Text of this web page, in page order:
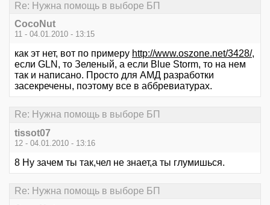
Re: Нужна помощь в выборе БП
CocoNut
11 - 04.01.2010 - 13:15
как эт нет, вот по примеру http://www.oszone.net/3428/,
если GLN, то Зеленый, а если Blue Storm, то на нем
так и написано. Просто для АМД разработки
засекречены, поэтому все в аббревиатурах.
Re: Нужна помощь в выборе БП
tissot07
12 - 04.01.2010 - 13:16
8 Ну зачем ты так,чел не знает,а ты глумишься.
Re: Нужна помощь в выборе БП